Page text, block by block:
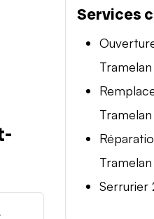
Services
Tramelan
Tramelan
Tramelan
Serrurier